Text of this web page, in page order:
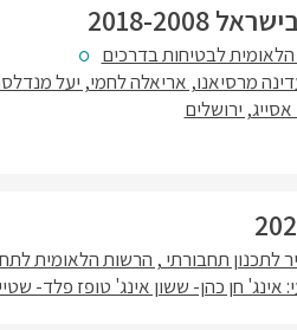
2008
לבטיחות בדרכים
מרסיאנו, אריאלה לחמי, יעל
ירושלים
תחבורתי , הרשות הלאומית
אינג' חן כהן- ששון אינג' טופז פלד-